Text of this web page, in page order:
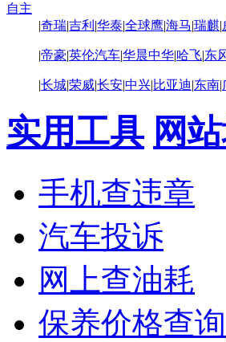
自主
|奇瑞|吉利 |华泰|全球鹰|海马|瑞麒|
|帝豪|英伦汽车|华晨中华|哈飞|东
|长城|荣威|长安|中兴|比亚迪|东南|
实用工具 网
手机查违章
汽车投诉
网上查油耗
保养价格查询